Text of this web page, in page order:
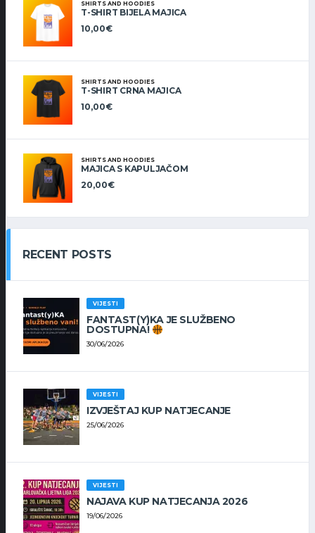
SHIRTS AND HOODIES
T-SHIRT BIJELA MAJICA
10,00€
SHIRTS AND HOODIES
T-SHIRT CRNA MAJICA
10,00€
SHIRTS AND HOODIES
MAJICA S KAPULJAČOM
20,00€
RECENT POSTS
VIJESTI
FANTAST(Y)KA JE SLUŽBENO
DOSTUPNA!
30/06/2026
VIJESTI
IZVJEŠTAJ KUP NATJECANJE
25/06/2026
VIJESTI
NAJAVA KUP NATJECANJA 2026
19/06/2026